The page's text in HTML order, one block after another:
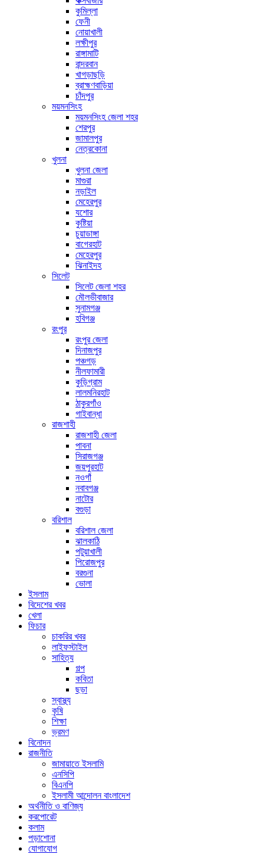
কুমিল্লা
ফেনী
নোয়াখালী
লক্ষীপুর
রাঙ্গামাটি
বান্দরবান
খাগড়াছড়ি
ব্রাহ্মণবাড়িয়া
চাঁদপুর
ময়মনসিংহ
ময়মনসিংহ জেলা শহর
শেরপুর
জামালপুর
নেত্রকোনা
খুলনা
খুলনা জেলা
মাগুরা
নড়াইল
মেহেরপুর
যশোর
কুষ্টিয়া
চুয়াডাঙ্গা
বাগেরহাট
মেহেরপুর
ঝিনাইদহ
সিলেট
সিলেট জেলা শহর
মৌলভীবাজার
সুনামগঞ্জ
হবিগঞ্জ
রংপুর
রংপুর জেলা
দিনাজপুর
পঞ্চগড়
নীলফামারী
কুড়িগ্রাম
লালমনিরহাট
ঠাকুরগাঁও
গাইবান্ধা
রাজশাহী
রাজশাহী জেলা
পাবনা
সিরাজগঞ্জ
জয়পুরহাট
নওগাঁ
নবাবগঞ্জ
নাটোর
বগুড়া
বরিশাল
বরিশাল জেলা
ঝালকাঠি
পটুয়াখালী
পিরোজপুর
বরগুনা
ভোলা
ইসলাম
বিদেশের খবর
খেলা
ফিচার
চাকরির খবর
লাইফস্টাইল
সাহিত্য
গল্প
কবিতা
ছড়া
স্বাস্থ্য
কৃষি
শিক্ষা
ভ্রমণ
বিনোদন
রাজনীতি
জামায়াতে ইসলামি
এনসিপি
বিএনপি
ইসলামী আন্দোলন বাংলাদেশ
অর্থনীতি ও বাণিজ্য
করপোরেট
কলাম
পড়াশোনা
যোগাযোগ